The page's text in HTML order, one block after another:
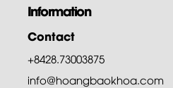
Information
Contact
+8428.73003875
info@hoangbaokhoa.com